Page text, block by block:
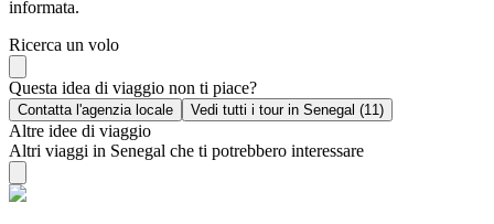
informata.
Ricerca un volo
Questa idea di viaggio non ti piace?
Contatta l'agenzia locale Vedi tutti i tour in Senegal (11)
Altre idee di viaggio
Altri viaggi in Senegal che ti potrebbero interessare